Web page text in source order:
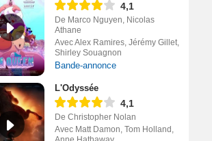
4,1
De Marco Nguyen, Nicolas
Athane
Avec Alex Ramires, Jérémy Gillet,
Shirley Souagnon
Bande-annonce
L'Odyssée
4,1
De Christopher Nolan
Avec Matt Damon, Tom Holland,